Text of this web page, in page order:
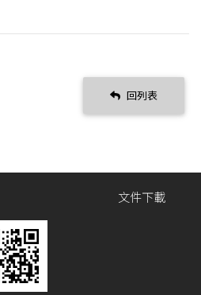
回列表
文件下載